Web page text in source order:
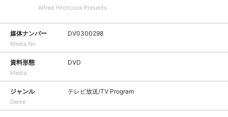
Alfred Hitchcock Presents
媒体ナンバー
Media No
DV0300298
資料形態
Media
DVD
ジャンル
Genre
テレビ放送/TV Program